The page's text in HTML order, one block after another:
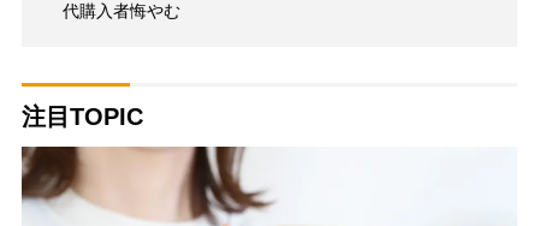
代購入者悔やむ
注目TOPIC